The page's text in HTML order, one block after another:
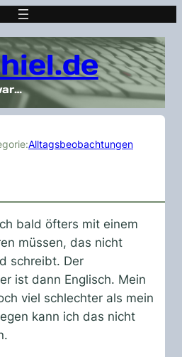
Alltagsbeobachtungen
bald öfters mit einem
müssen, das nicht
schreibt. Der
ist dann Englisch. Mein
viel schlechter als mein
kann ich das nicht